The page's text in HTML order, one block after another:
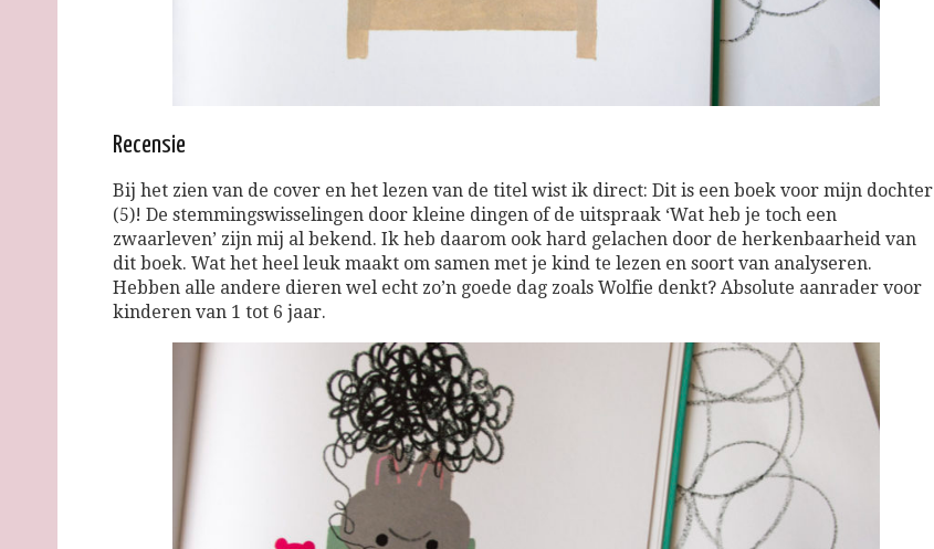
Recensie
Bij het zien van de cover en het lezen van de titel wist ik direct: Dit is een boek voor mijn dochter
(5)! De stemmingswisselingen door kleine dingen of de uitspraak ‘Wat heb je toch een
zwaarleven’ zijn mij al bekend. Ik heb daarom ook hard gelachen door de herkenbaarheid van
dit boek. Wat het heel leuk maakt om samen met je kind te lezen en soort van analyseren.
Hebben alle andere dieren wel echt zo’n goede dag zoals Wolfie denkt? Absolute aanrader voor
kinderen van 1 tot 6 jaar.